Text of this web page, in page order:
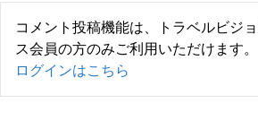
コメント投稿機能は、トラベルビジ
ス会員の方のみご利用いただけます。
ログインはこちら